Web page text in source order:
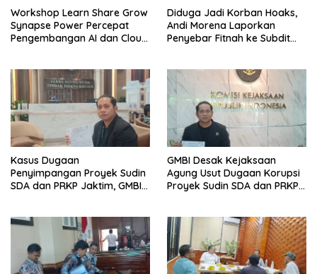
Workshop Learn Share Grow
Synapse Power Percepat
Pengembangan AI dan Cloud
Diduga Jadi Korban Hoaks,
Andi Morena Laporkan
Penyebar Fitnah ke Subdit
Kasus Dugaan
Penyimpangan Proyek Sudin
SDA dan PRKP Jaktim, GMBI
GMBI Desak Kejaksaan
Agung Usut Dugaan Korupsi
Proyek Sudin SDA dan PRKP